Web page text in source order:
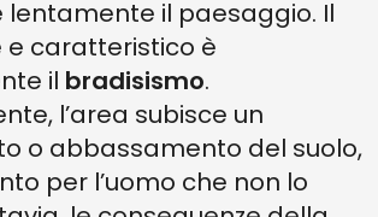
il paesaggio. Il
e caratteristico è
il bradisismo.
l’area subisce un
o abbassamento del suolo,
per l’uomo che non lo